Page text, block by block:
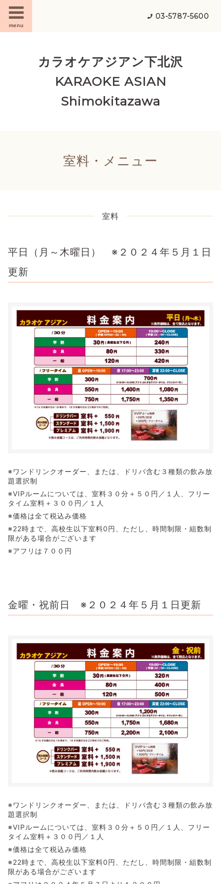
menu
03-5787-5600
カラオケアジアン下北沢
KARAOKE ASIAN
Shimokitazawa
室料・メニュー
室料
平日（月～木曜日） ※２０２４年５月１日
更新
※ワンドリンクオーダー、または、ドリバ含む３種類の飲み放
題選択制
※VIPルームについては、室料３０分＋５０円／１人、フリー
タイム室料＋３００円／１人
※価格は全て税込み価格
※22時まで、高校生以下室料0円、ただし、時間制限・組数制
限がある場合がございます
※アフリは７００円
金曜・祝前日 ※２０２４年５月１日更新
※ワンドリンクオーダー、または、ドリバ含む３種類の飲み放
題選択制
※VIPルームについては、室料３０分＋５０円／１人、フリー
タイム室料＋３００円／１人
※価格は全て税込み価格
※22時まで、高校生以下室料0円、ただし、時間制限・組数制
限がある場合がございます